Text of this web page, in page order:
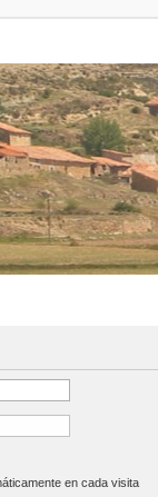
en cada visita